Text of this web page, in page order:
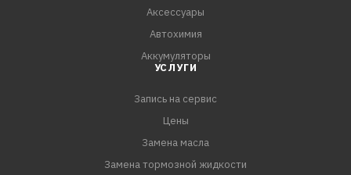
Аксессуары
Автохимия
Аккумуляторы
УСЛУГИ
Запись на сервис
Цены
Замена масла
Замена тормозной жидкости